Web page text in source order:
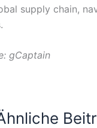
supply chain,
gCaptain